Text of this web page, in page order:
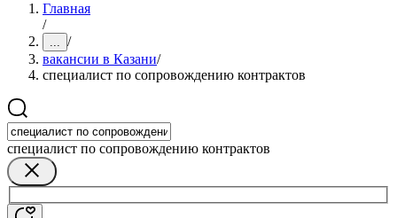
Главная
/
... /
вакансии в Казани/
специалист по сопровождению контрактов
специалист по сопровождению контрактов